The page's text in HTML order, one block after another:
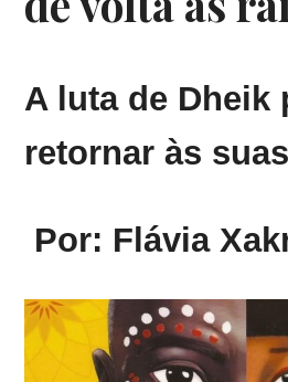
A luta de Dheik
retornar às
Por: Flávia